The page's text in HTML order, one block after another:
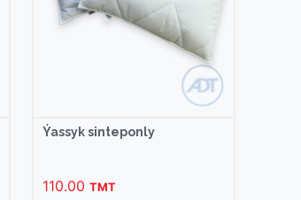
Ýassyk sinteponly
110.00 TMT